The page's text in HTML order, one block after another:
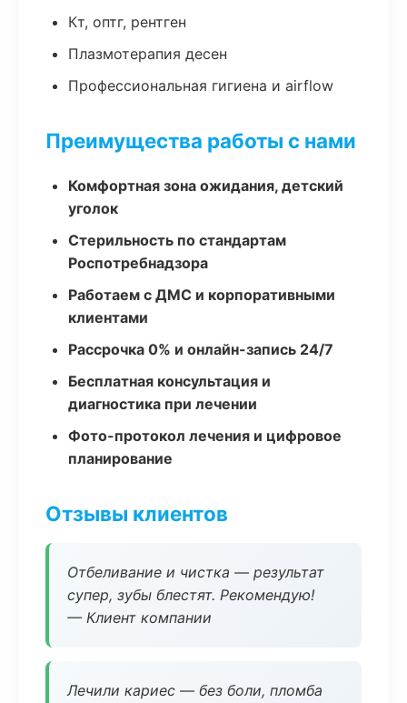
Кт, оптг, рентген
Плазмотерапия десен
Профессиональная гигиена и airflow
Преимущества работы с нами
Комфортная зона ожидания, детский
уголок
Стерильность по стандартам
Роспотребнадзора
Работаем с ДМС и корпоративными
клиентами
Рассрочка 0% и онлайн-запись 24/7
Бесплатная консультация и
диагностика при лечении
Фото-протокол лечения и цифровое
планирование
Отзывы клиентов
Отбеливание и чистка — результат
супер, зубы блестят. Рекомендую!
— Клиент компании
Лечили кариес — без боли, пломба